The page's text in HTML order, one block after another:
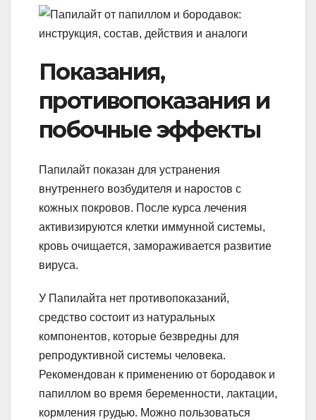
Показания,
противопоказания и
побочные эффекты
Папилайт показан для устранения
внутреннего возбудителя и наростов с
кожных покровов. После курса лечения
активизируются клетки иммунной системы,
кровь очищается, замораживается развитие
вируса.
У Папилайта нет противопоказаний,
средство состоит из натуральных
компонентов, которые безвредны для
репродуктивной системы человека.
Рекомендован к применению от бородавок и
папиллом во время беременности, лактации,
кормления грудью. Можно пользоваться